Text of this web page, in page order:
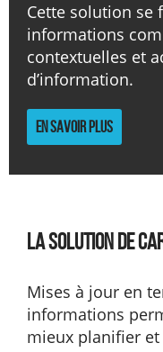
Cette solution se
informations
contextuelles et
d’information.
En savoir plus
La solution de
Mises à jour en
informations
mieux planifier